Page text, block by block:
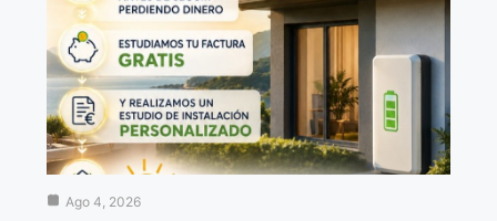
Ago 4, 2026